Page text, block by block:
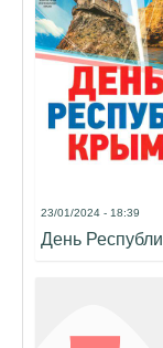
23/01/2024 - 18:39
День